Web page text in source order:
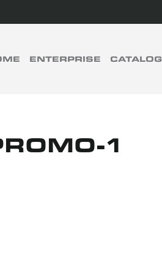
ENTERPRISE
RECHERCHER
1